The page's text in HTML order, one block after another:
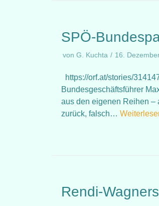
SPÖ-
von G. Kuchta 16.
https://orf.at/stories/
Bundesgeschäftsführer
aus den eigenen Reihen –
zurück, falsch…
Rendi-